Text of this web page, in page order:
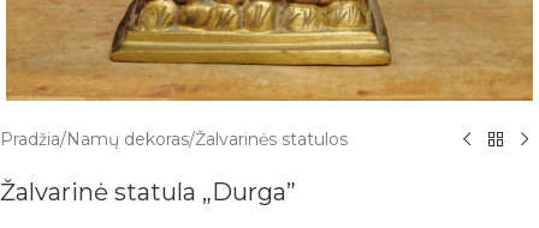
Pradžia/Namų dekoras/Žalvarinės statulos
Žalvarinė statula „Durga”